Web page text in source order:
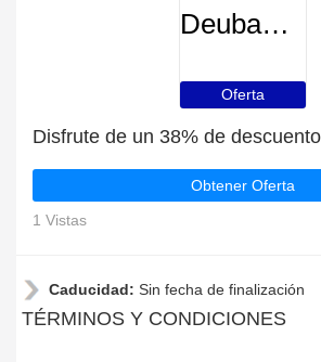
DeubaXXL
Oferta
Obtener Oferta
1 Vistas
Caducidad: Sin fecha de finalización
TÉRMINOS Y CONDICIONES